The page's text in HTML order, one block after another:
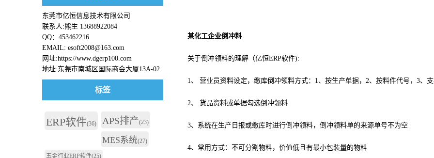
某化工企业倒冲料
关于倒冲领料的理解（亿恒ERP软件):
1、 营业员资料设定，缴库倒冲领料方式：1、按生产单据，2、按料件代号，3、
2、 货品资料或单据勾选倒冲领料
3、系统在生产日报或缴库时进行倒冲领料，倒冲领料单的来源单号不为空
4、常用方式：不可分割物料，价值低且有最小包装量的物料
东莞市亿恒信息技术有限公司
联系人:熊生 13688922084
QQ：453462216
EMAIL: esoft2008@163.com
网址:https://www.dgerp100.com
地址:东莞市南城区国际商会大厦13A-02
标签
ERP软件(36) APS排产(23)
MES系统(27)
五金行业ERP软件(25)